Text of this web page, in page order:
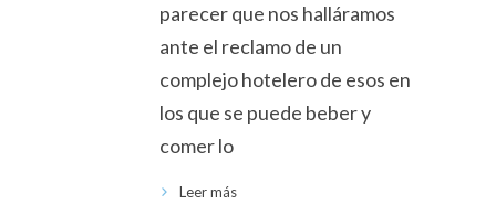
parecer que nos halláramos
ante el reclamo de un
complejo hotelero de esos en
los que se puede beber y
comer lo
Leer más